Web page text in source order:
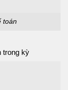
toán
trong kỳ